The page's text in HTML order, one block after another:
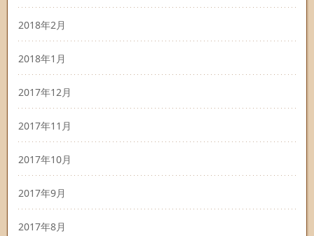
2018年2月
2018年1月
2017年12月
2017年11月
2017年10月
2017年9月
2017年8月